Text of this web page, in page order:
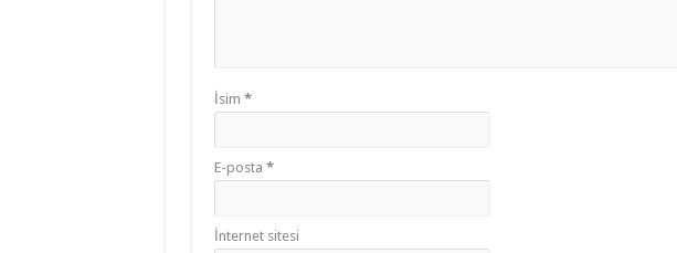
İsim *
E-posta *
İnternet sitesi